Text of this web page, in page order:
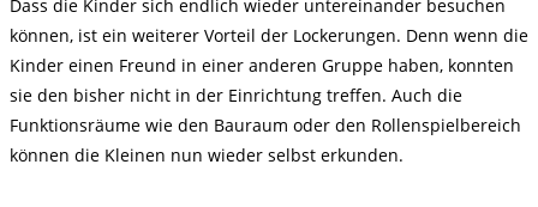
Dass die Kinder sich endlich wieder untereinander besuchen
können, ist ein weiterer Vorteil der Lockerungen. Denn wenn die
Kinder einen Freund in einer anderen Gruppe haben, konnten
sie den bisher nicht in der Einrichtung treffen. Auch die
Funktionsräume wie den Bauraum oder den Rollenspielbereich
können die Kleinen nun wieder selbst erkunden.